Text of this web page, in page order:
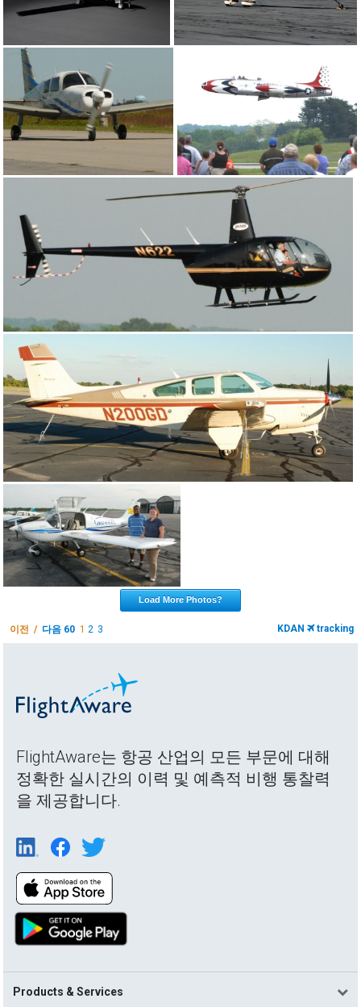
Load More Photos?
이전 / 다음 60 12 3 KDAN tracking
FlightAware는 항공 산업의 모든 부문에 대해
정확한 실시간의 이력 및 예측적 비행 통찰력
을 제공합니다.
Products & Services